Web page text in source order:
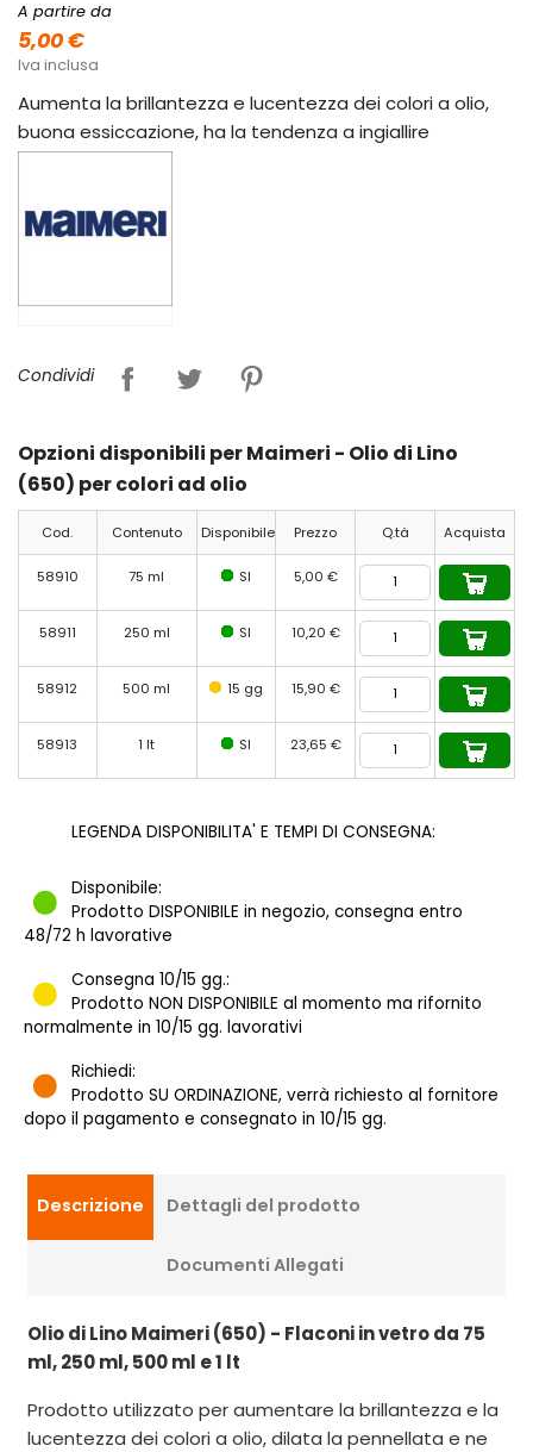
A partire da
5,00 €
Iva inclusa
Aumenta la brillantezza e lucentezza dei colori a olio,
buona essiccazione, ha la tendenza a ingiallire
Condividi
Opzioni disponibili per Maimeri - Olio di Lino
(650) per colori ad olio
Cod. Contenuto Disponibile Prezzo Q.tà Acquista
58910 75 ml SI 5,00 €
58911 250 ml SI 10,20 €
58912 500 ml 15 gg 15,90 €
58913 1 lt SI 23,65 €
LEGENDA DISPONIBILITA' E TEMPI DI CONSEGNA:
Disponibile:
Prodotto DISPONIBILE in negozio, consegna entro
48/72 h lavorative
Consegna 10/15 gg.:
Prodotto NON DISPONIBILE al momento ma rifornito
normalmente in 10/15 gg. lavorativi
Richiedi:
Prodotto SU ORDINAZIONE, verrà richiesto al fornitore
dopo il pagamento e consegnato in 10/15 gg.
Descrizione Dettagli del prodotto
Documenti Allegati
Olio di Lino Maimeri (650) - Flaconi in vetro da 75
ml, 250 ml, 500 ml e 1 lt
Prodotto utilizzato per aumentare la brillantezza e la
lucentezza dei colori a olio, dilata la pennellata e ne